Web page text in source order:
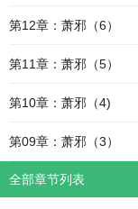
第12章：萧邪（6）
第11章：萧邪（5）
第10章：萧邪（4)
第09章：萧邪（3）
全部章节列表